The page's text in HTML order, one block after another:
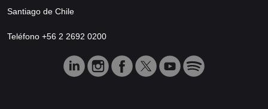
Santiago de Chile
Teléfono +56 2 2692 0200